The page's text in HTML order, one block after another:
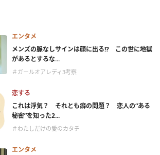
エンタメ
メンズの脈なしサインは顔に出る!? この世に地獄
があるとするな...
＃ガールオアレディ3考察
恋する
これは浮気？ それとも癖の問題？ 恋人の“ある
秘密”を知った2...
＃わたしだけの愛のカタチ
エンタメ